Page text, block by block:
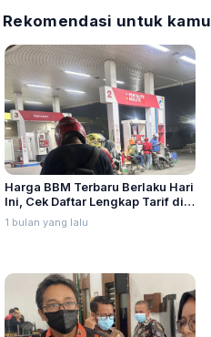
Rekomendasi untuk kamu
Harga BBM Terbaru Berlaku Hari
Ini, Cek Daftar Lengkap Tarif di
Seluruh Indonesia
1 bulan yang lalu